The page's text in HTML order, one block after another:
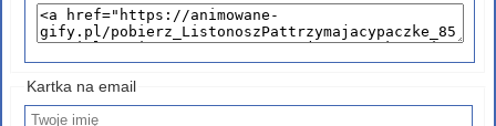
Kartka na email